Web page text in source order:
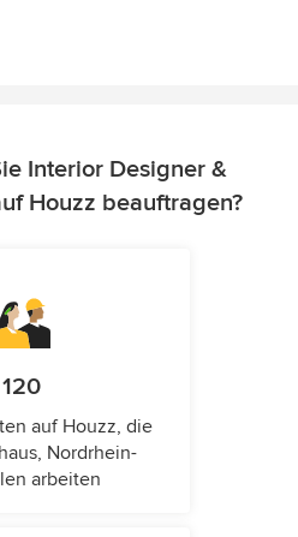
Interior Designer &
Houzz beauftragen?
120
auf Houzz, die
Nordrhein-
arbeiten